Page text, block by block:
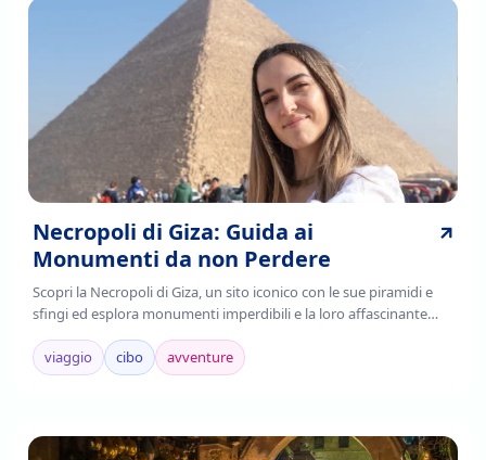
Necropoli di Giza: Guida ai
Monumenti da non Perdere
Scopri la Necropoli di Giza, un sito iconico con le sue piramidi e
sfingi ed esplora monumenti imperdibili e la loro affascinante
storia. Leggi di più!
viaggio
cibo avventure